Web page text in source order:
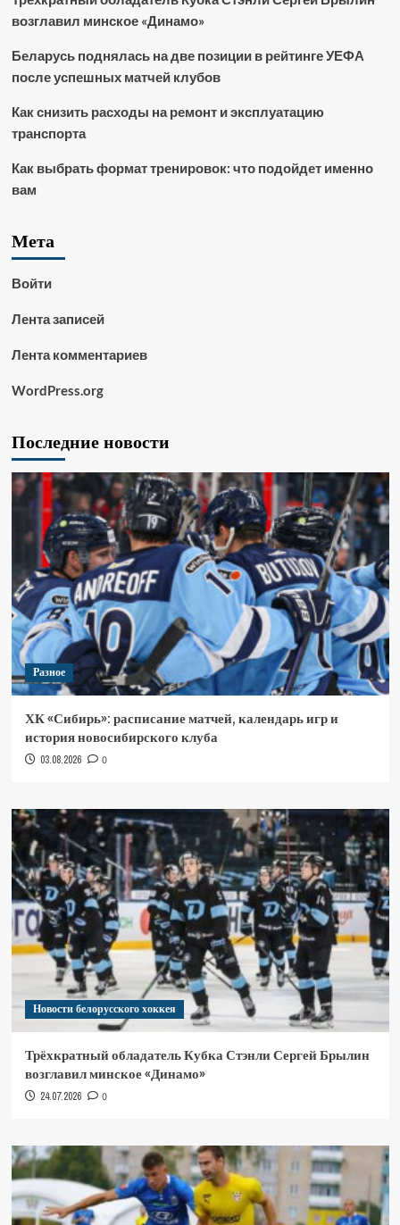
возглавил минское «Динамо»
Беларусь поднялась на две позиции в рейтинге УЕФА
после успешных матчей клубов
Как снизить расходы на ремонт и эксплуатацию
транспорта
Как выбрать формат тренировок: что подойдет именно
вам
Мета
Войти
Лента записей
Лента комментариев
WordPress.org
Последние новости
Разное
ХК «Сибирь»: расписание матчей, календарь игр и
история новосибирского клуба
03.08.2026 0
Новости белорусского хоккея
Трёхкратный обладатель Кубка Стэнли Сергей Брылин
возглавил минское «Динамо»
24.07.2026 0